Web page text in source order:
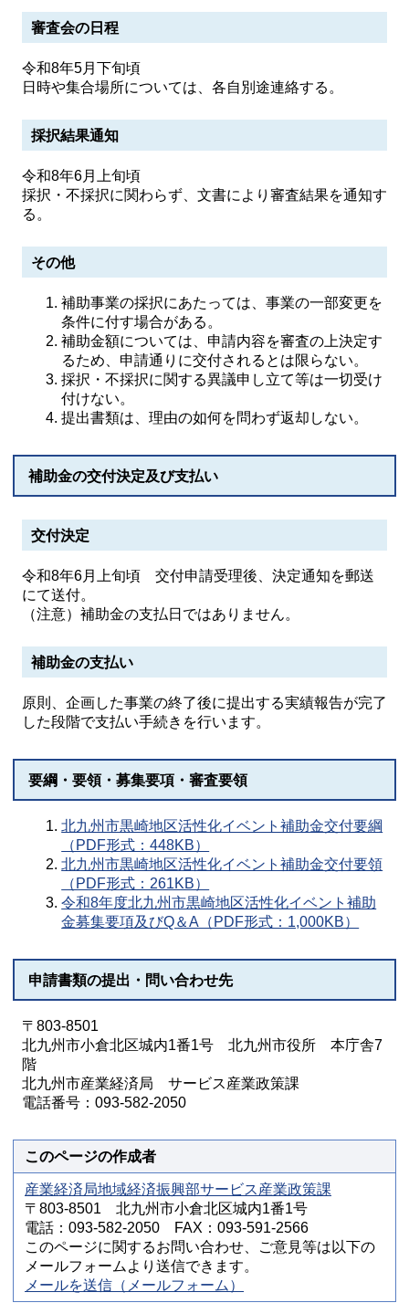
審査会の日程
令和8年5月下旬頃
日時や集合場所については、各自別途連絡する。
採択結果通知
令和8年6月上旬頃
採択・不採択に関わらず、文書により審査結果を通知す
る。
その他
補助事業の採択にあたっては、事業の一部変更を
条件に付す場合がある。
補助金額については、申請内容を審査の上決定す
るため、申請通りに交付されるとは限らない。
採択・不採択に関する異議申し立て等は一切受け
付けない。
提出書類は、理由の如何を問わず返却しない。
補助金の交付決定及び支払い
交付決定
令和8年6月上旬頃 交付申請受理後、決定通知を郵送
にて送付。
（注意）補助金の支払日ではありません。
補助金の支払い
原則、企画した事業の終了後に提出する実績報告が完了
した段階で支払い手続きを行います。
要綱・要領・募集要項・審査要領
北九州市黒崎地区活性化イベント補助金交付要綱
（PDF形式：448KB）
北九州市黒崎地区活性化イベント補助金交付要領
（PDF形式：261KB）
令和8年度北九州市黒崎地区活性化イベント補助
金募集要項及びQ＆A（PDF形式：1,000KB）
申請書類の提出・問い合わせ先
〒803-8501
北九州市小倉北区城内1番1号 北九州市役所 本庁舎7
階
北九州市産業経済局 サービス産業政策課
電話番号：093-582-2050
このページの作成者
産業経済局地域経済振興部サービス産業政策課
〒803-8501 北九州市小倉北区城内1番1号
電話：093-582-2050 FAX：093-591-2566
このページに関するお問い合わせ、ご意見等は以下の
メールフォームより送信できます。
メールを送信（メールフォーム）